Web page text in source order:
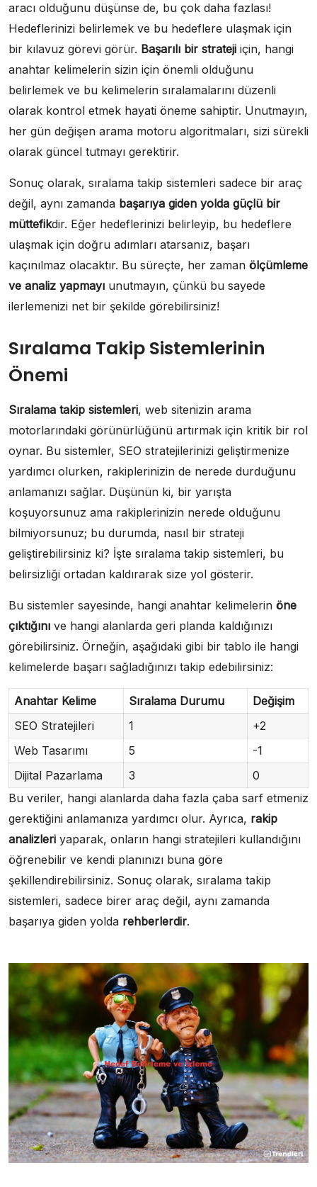
aracı olduğunu düşünse de, bu çok daha fazlası!
Hedeflerinizi belirlemek ve bu hedeflere ulaşmak için
bir kılavuz görevi görür. Başarılı bir strateji için, hangi
anahtar kelimelerin sizin için önemli olduğunu
belirlemek ve bu kelimelerin sıralamalarını düzenli
olarak kontrol etmek hayati öneme sahiptir. Unutmayın,
her gün değişen arama motoru algoritmaları, sizi sürekli
olarak güncel tutmayı gerektirir.
Sonuç olarak, sıralama takip sistemleri sadece bir araç
değil, aynı zamanda başarıya giden yolda güçlü bir
müttefikdir. Eğer hedeflerinizi belirleyip, bu hedeflere
ulaşmak için doğru adımları atarsanız, başarı
kaçınılmaz olacaktır. Bu süreçte, her zaman ölçümleme
ve analiz yapmayı unutmayın, çünkü bu sayede
ilerlemenizi net bir şekilde görebilirsiniz!
Sıralama Takip Sistemlerinin
Önemi
Sıralama takip sistemleri, web sitenizin arama
motorlarındaki görünürlüğünü artırmak için kritik bir rol
oynar. Bu sistemler, SEO stratejilerinizi geliştirmenize
yardımcı olurken, rakiplerinizin de nerede durduğunu
anlamanızı sağlar. Düşünün ki, bir yarışta
koşuyorsunuz ama rakiplerinizin nerede olduğunu
bilmiyorsunuz; bu durumda, nasıl bir strateji
geliştirebilirsiniz ki? İşte sıralama takip sistemleri, bu
belirsizliği ortadan kaldırarak size yol gösterir.
Bu sistemler sayesinde, hangi anahtar kelimelerin öne
çıktığını ve hangi alanlarda geri planda kaldığınızı
görebilirsiniz. Örneğin, aşağıdaki gibi bir tablo ile hangi
kelimelerde başarı sağladığınızı takip edebilirsiniz:
Anahtar Kelime Sıralama Durumu
Değişim
SEO Stratejileri
1
+2
Web Tasarımı
5
-1
Dijital Pazarlama
3
0
Bu veriler, hangi alanlarda daha fazla çaba sarf etmeniz
gerektiğini anlamanıza yardımcı olur. Ayrıca, rakip
analizleri yaparak, onların hangi stratejileri kullandığını
öğrenebilir ve kendi planınızı buna göre
şekillendirebilirsiniz. Sonuç olarak, sıralama takip
sistemleri, sadece birer araç değil, aynı zamanda
başarıya giden yolda rehberlerdir.